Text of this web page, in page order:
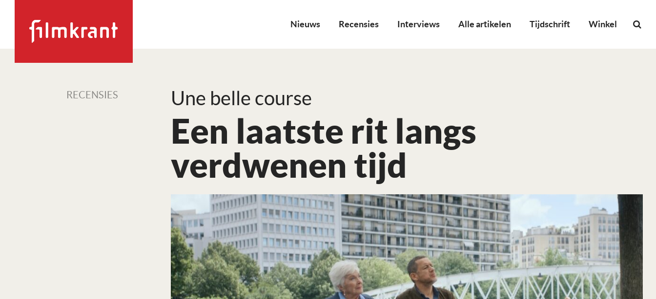
Nieuws Recensies Interviews Alle artikelen Tijdschrift Winkel
RECENSIES Une belle course
Een laatste rit langs
verdwenen tijd